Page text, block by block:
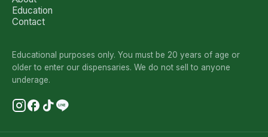
Education
Contact
Educational purposes only. You must be 20 years of age or
older to enter our dispensaries. We do not sell to anyone
underage.